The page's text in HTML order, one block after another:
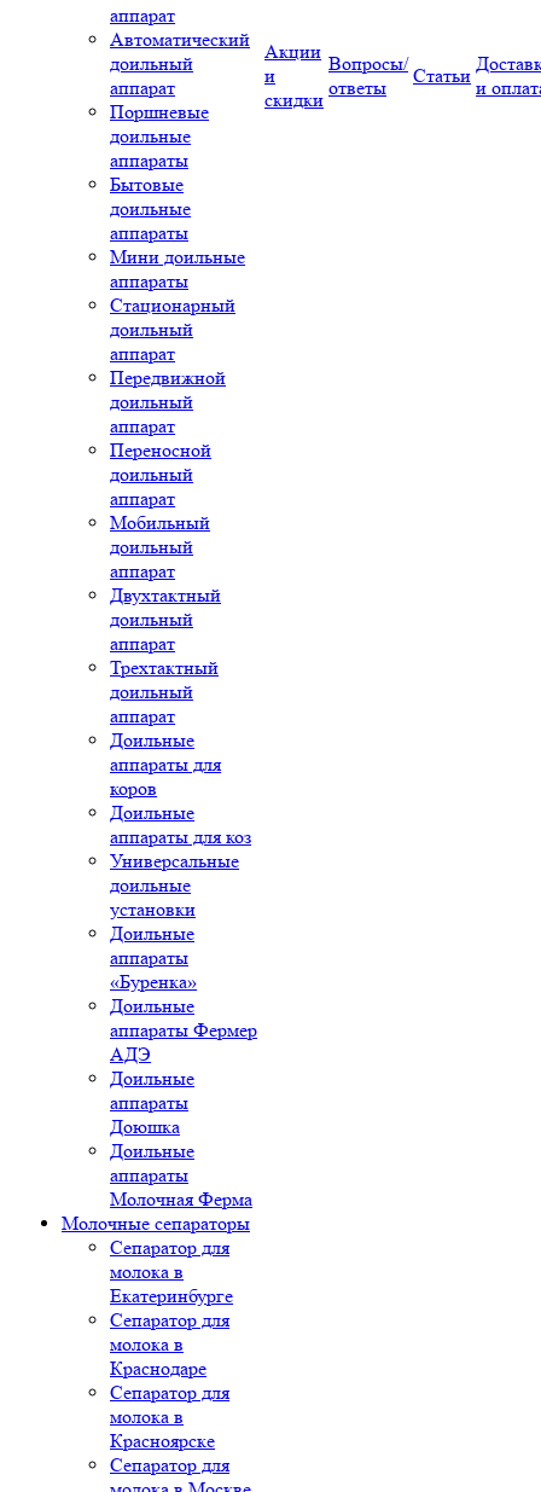
аппарат
Автоматический
доильный
аппарат
Поршневые
доильные
аппараты
Бытовые
доильные
аппараты
Мини доильные
аппараты
Стационарный
доильный
аппарат
Передвижной
доильный
аппарат
Переносной
доильный
аппарат
Мобильный
доильный
аппарат
Двухтактный
доильный
аппарат
Трехтактный
доильный
аппарат
Доильные
аппараты для
коров
Доильные
аппараты для коз
Универсальные
доильные
установки
Доильные
аппараты
«Буренка»
Доильные
аппараты Фермер
АДЭ
Доильные
аппараты
Доюшка
Доильные
аппараты
Молочная Ферма
Молочные сепараторы
Сепаратор для
молока в
Екатеринбурге
Сепаратор для
молока в
Краснодаре
Сепаратор для
молока в
Красноярске
Сепаратор для
Акции
и
скидки
Вопросы/
ответы
Статьи
и